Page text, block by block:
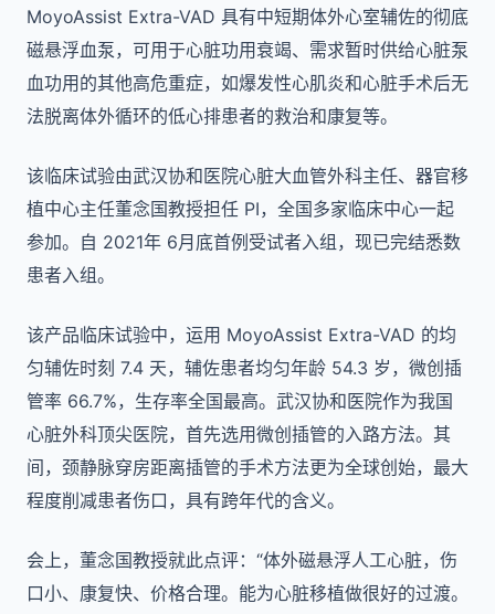
MoyoAssist Extra-VAD 具有中短期体外心室辅佐的彻底
磁悬浮血泵，可用于心脏功用衰竭、需求暂时供给心脏泵
血功用的其他高危重症，如爆发性心肌炎和心脏手术后无
法脱离体外循环的低心排患者的救治和康复等。
该临床试验由武汉协和医院心脏大血管外科主任、器官移
植中心主任董念国教授担任 PI，全国多家临床中心一起
参加。自 2021年 6月底首例受试者入组，现已完结悉数
患者入组。
该产品临床试验中，运用 MoyoAssist Extra-VAD 的均
匀辅佐时刻 7.4 天，辅佐患者均匀年龄 54.3 岁，微创插
管率 66.7%，生存率全国最高。武汉协和医院作为我国
心脏外科顶尖医院，首先选用微创插管的入路方法。其
间，颈静脉穿房距离插管的手术方法更为全球创始，最大
程度削减患者伤口，具有跨年代的含义。
会上，董念国教授就此点评：“体外磁悬浮人工心脏，伤
口小、康复快、价格合理。能为心脏移植做很好的过渡。